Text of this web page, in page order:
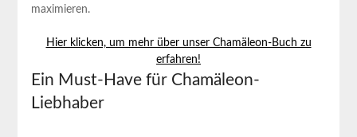
maximieren.
Hier klicken, um mehr über unser Chamäleon-Buch zu
erfahren!
Ein Must-Have für Chamäleon-
Liebhaber